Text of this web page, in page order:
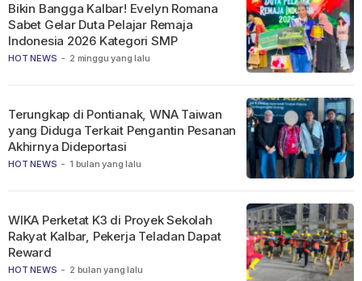
HOT NEWS - 2 minggu yang lalu
Bikin Bangga Kalbar! Evelyn Romana
Sabet Gelar Duta Pelajar Remaja
Indonesia 2026 Kategori SMP
HOT NEWS - 1 bulan yang lalu
Terungkap di Pontianak, WNA Taiwan
yang Diduga Terkait Pengantin Pesanan
Akhirnya Dideportasi
HOT NEWS - 2 bulan yang lalu
WIKA Perketat K3 di Proyek Sekolah
Rakyat Kalbar, Pekerja Teladan Dapat
Reward